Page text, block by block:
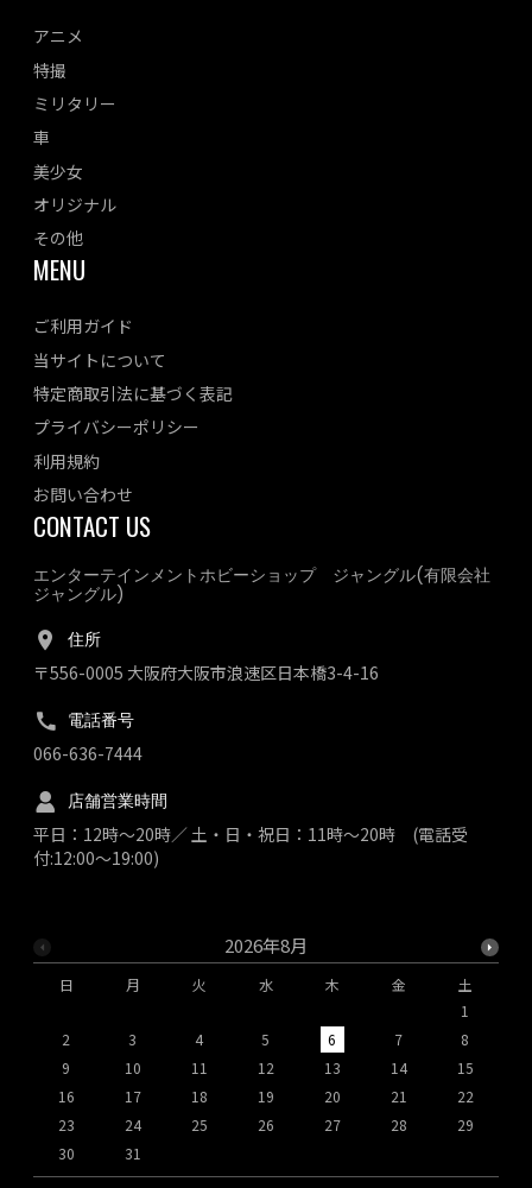
2026年8月
日 月 火 水 木 金
土
1
2
3 4 5 6 7
8
9
10 11 12 13 14
15
16
17 18 19 20 21
22
23
24 25 26 27 28
29
30
31
アニメ
特撮
ミリタリー
車
美少女
オリジナル
その他
MENU
ご利用ガイド
当サイトについて
特定商取引法に基づく表記
プライバシーポリシー
利用規約
お問い合わせ
CONTACT US
エンターテインメントホビーショップ ジャングル(有限会社
ジャングル)
住所
〒556-0005 大阪府大阪市浪速区日本橋3-4-16
電話番号
066-636-7444
店舗営業時間
平日：12時～20時／ 土・日・祝日：11時～20時 (電話受
付:12:00～19:00)